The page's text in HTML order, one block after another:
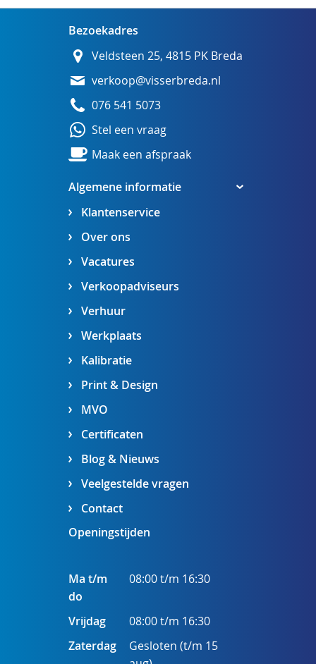
Algemene informatie
Klantenservice
Over ons
Vacatures
Verkoopadviseurs
Verhuur
Werkplaats
Kalibratie
Print & Design
MVO
Certificaten
Blog & Nieuws
Veelgestelde vragen
Contact
Bezoekadres
Veldsteen 25, 4815 PK Breda
verkoop@visserbreda.nl
076 541 5073
Stel een vraag
Maak een afspraak
Openingstijden
Ma t/m
do
08:00 t/m 16:30
Vrijdag
08:00 t/m 16:30
Zaterdag
Gesloten (t/m 15